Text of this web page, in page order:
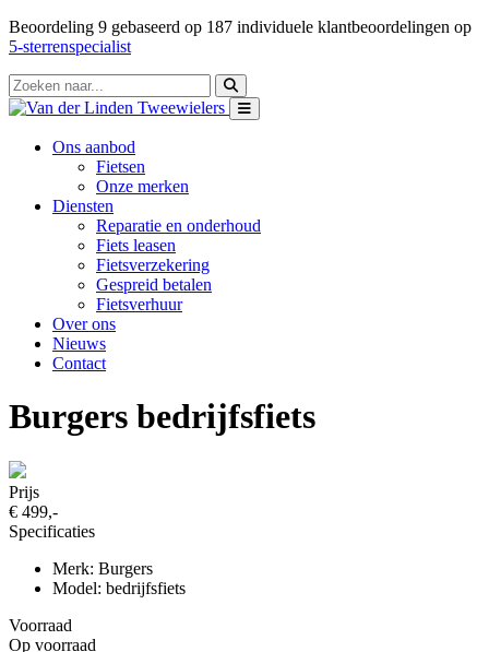
Beoordeling 9 gebaseerd op 187 individuele klantbeoordelingen op
5-sterrenspecialist
Ons aanbod
Fietsen
Onze merken
Diensten
Reparatie en onderhoud
Fiets leasen
Fietsverzekering
Gespreid betalen
Fietsverhuur
Over ons
Nieuws
Contact
Burgers bedrijfsfiets
Prijs
€ 499,-
Specificaties
Merk: Burgers
Model: bedrijfsfiets
Voorraad
Op voorraad